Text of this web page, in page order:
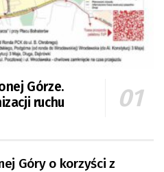
Górze.
ruchu
Góry o korzyści z